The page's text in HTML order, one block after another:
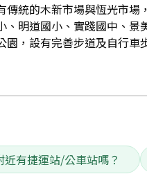
傳統的木新市場與恆光市
、明道國小、實踐國中、
園，設有完善步道及自行
近有捷運站/公車站嗎？